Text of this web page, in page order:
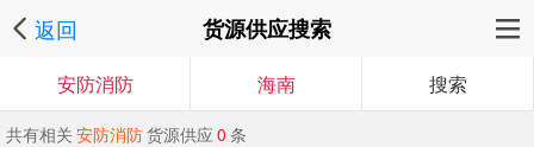
返回 货源供应搜索
安防消防 海南 搜索
共有相关 安防消防货源供应 0 条